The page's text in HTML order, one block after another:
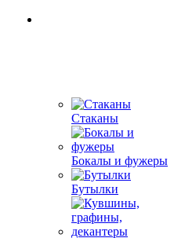
Стаканы
Бокалы и фужеры
Бутылки